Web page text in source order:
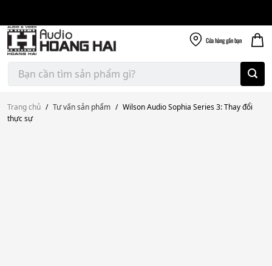
content
Cửa hànggần bạn
Tìm
kiếm:
Trang chủ / Tư vấn sản phẩm / Wilson Audio Sophia Series 3: Thay đổi
thực sự